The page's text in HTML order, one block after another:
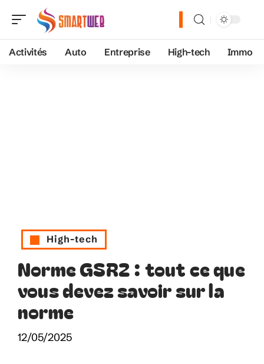
Activités Auto Entreprise High-tech Immo
High-tech
Norme GSR2 : tout ce que
vous devez savoir sur la
norme
12/05/2025